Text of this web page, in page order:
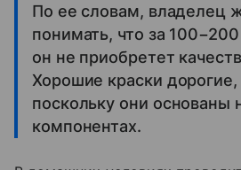
По ее словам, владелец
понимать, что за
он не приобретет
Хорошие краски
поскольку они основаны
компонентах.